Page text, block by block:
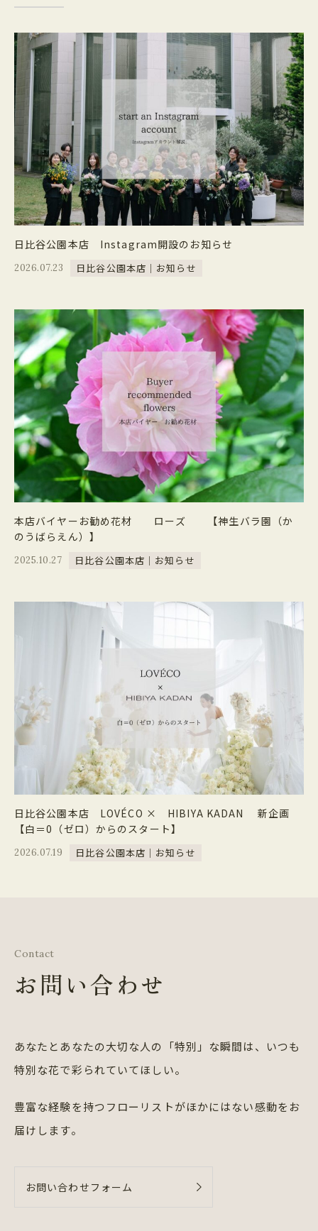
日比谷公園本店 Instagram開設のお知らせ
2026.07.23 日比谷公園本店｜お知らせ
本店バイヤーお勧め花材 ローズ 【神生バラ園（か
のうばらえん）】
2025.10.27 日比谷公園本店｜お知らせ
日比谷公園本店 LOVÉCO × HIBIYA KADAN 新企画
【白＝0（ゼロ）からのスタート】
2026.07.19 日比谷公園本店｜お知らせ
Contact
お問い合わせ
あなたとあなたの大切な人の「特別」な瞬間は、
いつも
特別な花で彩られていてほしい。
豊富な経験を持つフローリストがほかにはない感動をお
届けします。
お問い合わせフォーム